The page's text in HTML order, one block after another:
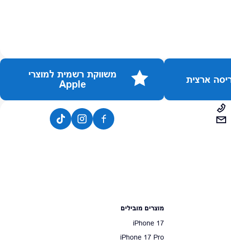
משווקת רשמית למוצרי
Apple
מוצרים מובילים
iPhone 17
iPhone 17 Pro